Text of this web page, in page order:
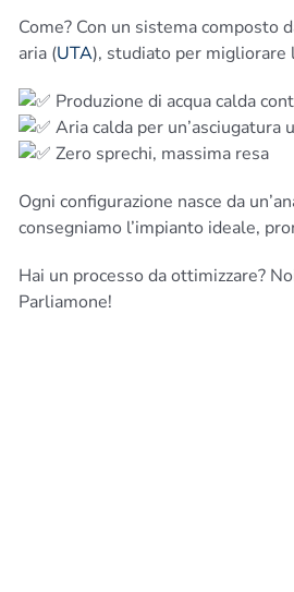
Come? Con un sistema composto
aria (UTA), studiato per migliorare
Produzione di acqua calda
Aria calda per un’asciugatura
Zero sprechi, massima resa
Ogni configurazione nasce da
consegniamo l’impianto ideale,
Hai un processo da ottimizzare?
Parliamone!